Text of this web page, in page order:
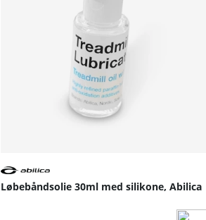
Løbebåndsolie 30ml med silikone, Abilica